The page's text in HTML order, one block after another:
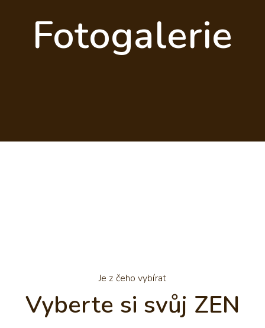
Fotogalerie
Je z čeho vybírat
Vyberte si svůj ZEN